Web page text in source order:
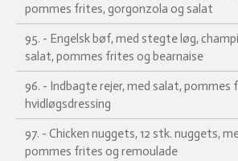
pommes frites, gorgonzola og salat
95. - Engelsk bøf, med stegte løg,
salat, pommes frites og bearnaise
96. - Indbagte rejer, med salat, pommes
hvidløgsdressing
97. - Chicken nuggets, 12 stk. nuggets,
pommes frites og remoulade